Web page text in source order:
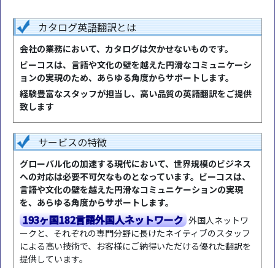
カタログ英語翻訳とは
会社の業務において、カタログは欠かせないものです。
ビーコスは、言語や文化の壁を越えた円滑なコミュニケーシ
ョンの実現のため、あらゆる角度からサポートします。
経験豊富なスタッフが担当し、高い品質の英語翻訳をご提供
致します
サービスの特徴
グローバル化の加速する現代において、世界規模のビジネス
への対応は必要不可欠なものとなっています。ビーコスは、
言語や文化の壁を越えた円滑なコミュニケーションの実現
を、あらゆる角度からサポートします。
193ヶ国182言語外国人ネットワーク 外国人ネットワ
ークと、それぞれの専門分野に長けたネイティブのスタッフ
による高い技術で、お客様にご納得いただける優れた翻訳を
提供しています。